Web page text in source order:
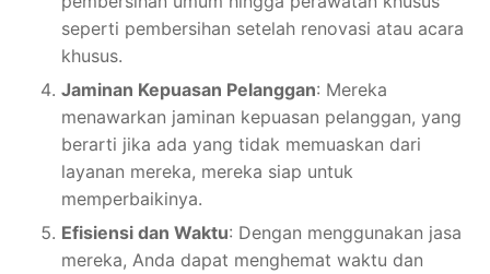
seperti pembersihan setelah renovasi atau acara
khusus.
Jaminan Kepuasan Pelanggan: Mereka
menawarkan jaminan kepuasan pelanggan, yang
berarti jika ada yang tidak memuaskan dari
layanan mereka, mereka siap untuk
memperbaikinya.
Efisiensi dan Waktu: Dengan menggunakan jasa
mereka, Anda dapat menghemat waktu dan